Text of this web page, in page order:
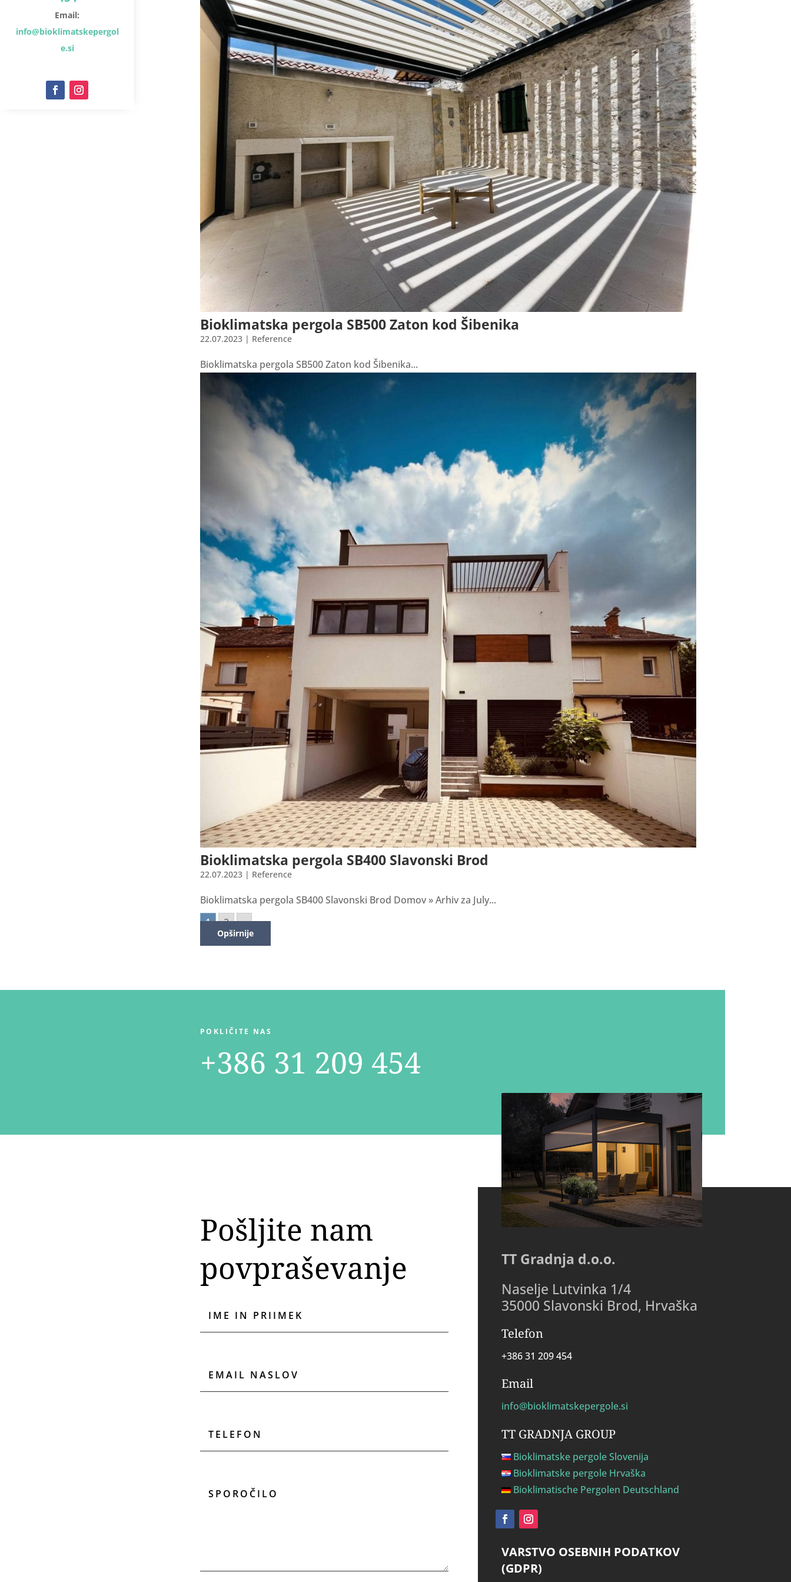
Email:
info@bioklimatskepergol
e.si
Opširnije
Bioklimatska pergola SB500 Zaton kod Šibenika
22.07.2023 | Reference
Bioklimatska pergola SB500 Zaton kod Šibenika...
Opširnije
Bioklimatska pergola SB400 Slavonski Brod
22.07.2023 | Reference
Bioklimatska pergola SB400 Slavonski Brod Domov » Arhiv za July...
Opširnije
1 2 »
POKLIČITE NAS
+386 31 209 454
Pošljite nam
povpraševanje
TT Gradnja d.o.o.
Naselje Lutvinka 1/4
35000 Slavonski Brod, Hrvaška
Telefon
+386 31 209 454
Email
info@bioklimatskepergole.si
TT GRADNJA GROUP
Bioklimatske pergole Slovenija
Bioklimatske pergole Hrvaška
Bioklimatische Pergolen Deutschland
VARSTVO OSEBNIH PODATKOV
(GDPR)